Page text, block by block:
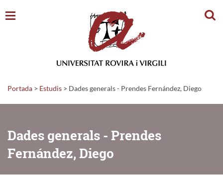
Portada > Estudis > Dades generals - Prendes Fernández, Diego
Dades generals - Prendes
Fernández, Diego